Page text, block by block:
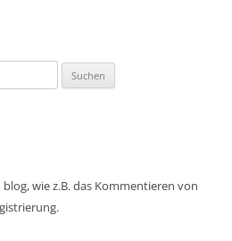
wie z.B. das Kommentieren von